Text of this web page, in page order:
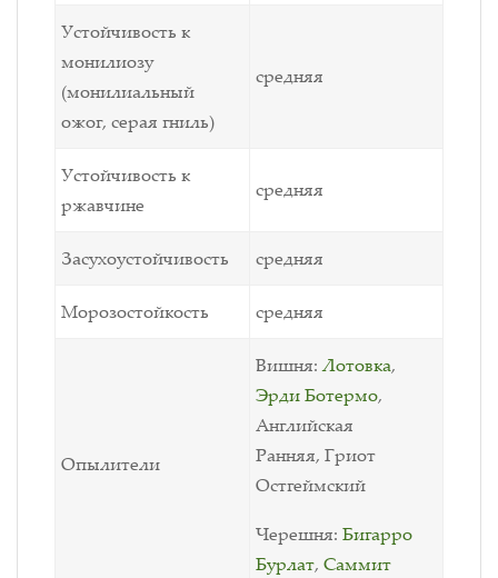
Устойчивость к
монилиозу
(монилиальный
ожог, серая гниль)
средняя
Устойчивость к
ржавчине
средняя
Засухоустойчивость средняя
Морозостойкость средняя
Опылители
Вишня:Лотовка,
Эрди Ботермо,
Английская
Ранняя, Гриот
Остгеймский
Черешня: Бигарро
Бурлат, Саммит